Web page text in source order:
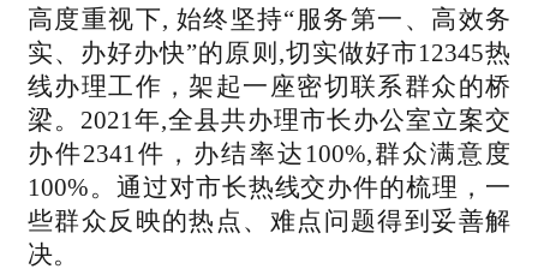
高度重视下, 始终坚持“服务第一、高效务
实、办好办快”的原则,切实做好市12345热
线办理工作，架起一座密切联系群众的桥
梁。2021年,全县共办理市长办公室立案交
办件2341件，办结率达100%,群众满意度
100%。通过对市长热线交办件的梳理，一
些群众反映的热点、难点问题得到妥善解
决。